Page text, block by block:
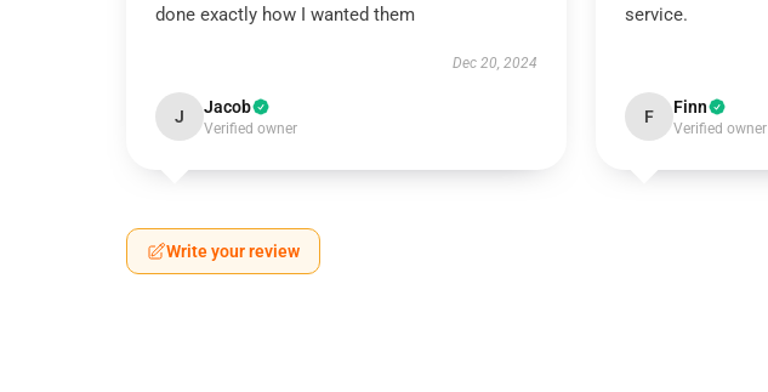
done exactly how I wanted them
Dec 20, 2024
J Jacob
Verified owner
service.
F Finn
Verified owner
Write your review